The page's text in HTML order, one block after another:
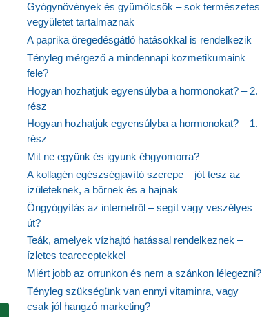
Gyógynövények és gyümölcsök – sok természetes
vegyületet tartalmaznak
A paprika öregedésgátló hatásokkal is rendelkezik
Tényleg mérgező a mindennapi kozmetikumaink
fele?
Hogyan hozhatjuk egyensúlyba a hormonokat? – 2.
rész
Hogyan hozhatjuk egyensúlyba a hormonokat? – 1.
rész
Mit ne együnk és igyunk éhgyomorra?
A kollagén egészségjavító szerepe – jót tesz az
ízületeknek, a bőrnek és a hajnak
Öngyógyítás az internetről – segít vagy veszélyes
út?
Teák, amelyek vízhajtó hatással rendelkeznek –
ízletes teareceptekkel
Miért jobb az orrunkon és nem a szánkon lélegezni?
Tényleg szükségünk van ennyi vitaminra, vagy
csak jól hangzó marketing?